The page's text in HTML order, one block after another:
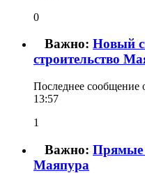
0
Важно: Новый
строительство
Последнее сообщение
13:57
1
Важно: Прямые
Маяпура